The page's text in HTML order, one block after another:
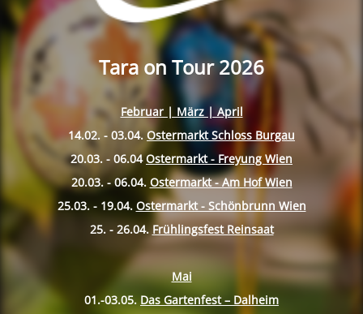
Tara on Tour 2026
Februar | März | April
14.02. - 03.04. Ostermarkt Schloss Burgau
20.03. - 06.04 Ostermarkt - Freyung Wien
20.03. - 06.04. Ostermarkt - Am Hof Wien
25.03. - 19.04. Ostermarkt - Schönbrunn Wien
25. - 26.04. Frühlingsfest Reinsaat
Mai
01.-03.05. Das Gartenfest – Dalheim